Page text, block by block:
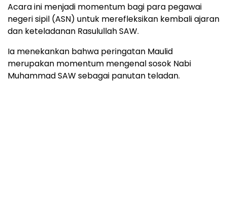
Acara ini menjadi momentum bagi para pegawai
negeri sipil (ASN) untuk merefleksikan kembali ajaran
dan keteladanan Rasulullah SAW.
Ia menekankan bahwa peringatan Maulid
merupakan momentum mengenal sosok Nabi
Muhammad SAW sebagai panutan teladan.